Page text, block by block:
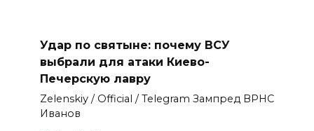
Удар по святыне: почему ВСУ
выбрали для атаки Киево-
Печерскую лавру
Zеlеnskiу / Оfficiаl / Telegram Зампред ВРНС
Иванов